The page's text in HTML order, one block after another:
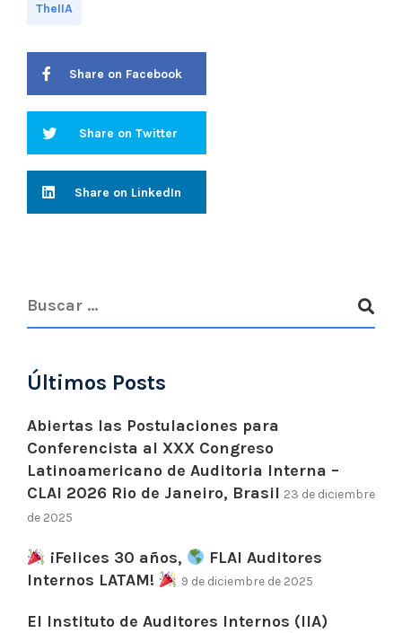
TheIIA
Share on Facebook
Share on Twitter
Share on LinkedIn
Últimos Posts
Abiertas las Postulaciones para
Conferencista al XXX Congreso
Latinoamericano de Auditoria Interna –
CLAI 2026 Rio de Janeiro, Brasil 23 de diciembre
de 2025
¡Felices 30 años,
FLAI Auditores
Internos LATAM!
9 de diciembre de 2025
El Instituto de Auditores Internos (IIA)